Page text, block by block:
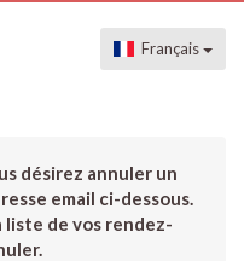
Français
désirez annuler un
email ci-dessous.
liste de vos rendez-